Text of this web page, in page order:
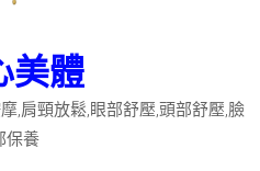
美體
,肩頸放鬆,眼部舒壓,頭部舒壓,臉
保養